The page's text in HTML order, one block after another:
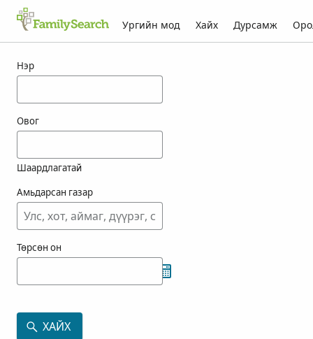
Ургийн мод Хайх Дурсамж
Нэр
Овог
Шаардлагатай
Амьдарсан газар
Төрсөн он
ХАЙХ